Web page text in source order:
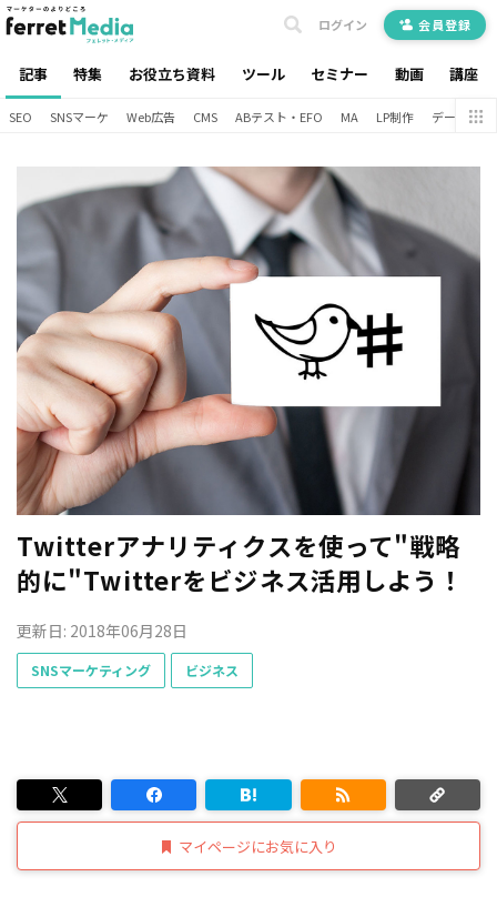
記事 特集 お役立ち資料 ツール セミナー 動画 講座
ログイン 会員登録
SEO SNSマーケ Web広告 CMS ABテスト・EFO MA LP制作 データ分析
Twitterアナリティクスを使って"戦略
的に"Twitterをビジネス活用しよう！
更新日: 2018年06月28日
SNSマーケティング ビジネス
マイページにお気に入り